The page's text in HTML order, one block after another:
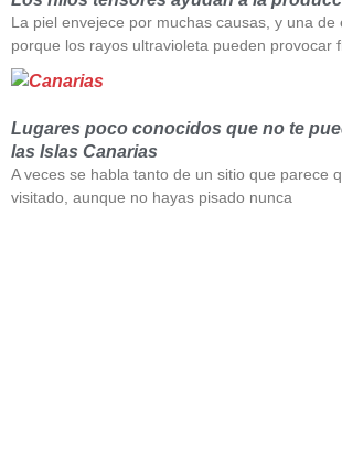
La piel envejece por muchas causas, y una de
porque los rayos ultravioleta pueden provocar
Lugares poco conocidos que no te
las Islas Canarias
A veces se habla tanto de un sitio que parece
visitado, aunque no hayas pisado nunca